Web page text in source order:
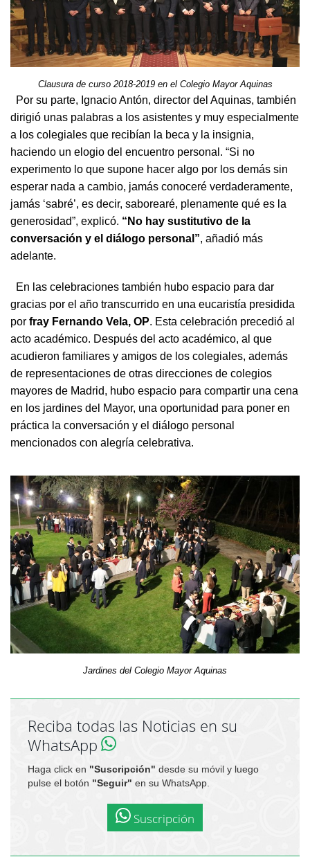
Clausura de curso 2018-2019 en el Colegio Mayor Aquinas
Por su parte, Ignacio Antón, director del Aquinas, también
dirigió unas palabras a los asistentes y muy especialmente
a los colegiales que recibían la beca y la insignia,
haciendo un elogio del encuentro personal. “Si no
experimento lo que supone hacer algo por los demás sin
esperar nada a cambio, jamás conoceré verdaderamente,
jamás ‘sabré’, es decir, saborearé, plenamente qué es la
generosidad”, explicó. “No hay sustitutivo de la
conversación y el diálogo personal”, añadió más
adelante.
En las celebraciones también hubo espacio para dar
gracias por el año transcurrido en una eucaristía presidida
por fray Fernando Vela, OP. Esta celebración precedió al
acto académico. Después del acto académico, al que
acudieron familiares y amigos de los colegiales, además
de representaciones de otras direcciones de colegios
mayores de Madrid, hubo espacio para compartir una cena
en los jardines del Mayor, una oportunidad para poner en
práctica la conversación y el diálogo personal
mencionados con alegría celebrativa.
Jardines del Colegio Mayor Aquinas
Reciba todas las Noticias en su
WhatsApp
Haga click en "Suscripción" desde su móvil y luego
pulse el botón "Seguir" en su WhatsApp.
Suscripción